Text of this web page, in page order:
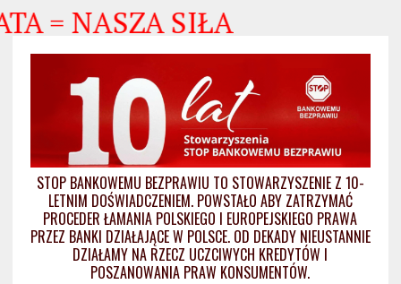
= NASZA SIŁA
STOP BANKOWEMU BEZPRAWIU TO STOWARZYSZENIE Z 10-
LETNIM DOŚWIADCZENIEM. POWSTAŁO ABY ZATRZYMAĆ
PROCEDER ŁAMANIA POLSKIEGO I EUROPEJSKIEGO PRAWA
PRZEZ BANKI DZIAŁAJĄCE W POLSCE. OD DEKADY NIEUSTANNIE
DZIAŁAMY NA RZECZ UCZCIWYCH KREDYTÓW I
POSZANOWANIA PRAW KONSUMENTÓW.